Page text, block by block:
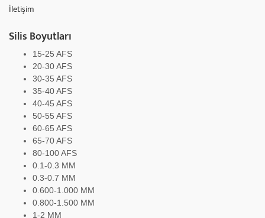
İletişim
Silis Boyutları
15-25 AFS
20-30 AFS
30-35 AFS
35-40 AFS
40-45 AFS
50-55 AFS
60-65 AFS
65-70 AFS
80-100 AFS
0.1-0.3 MM
0.3-0.7 MM
0.600-1.000 MM
0.800-1.500 MM
1-2 MM